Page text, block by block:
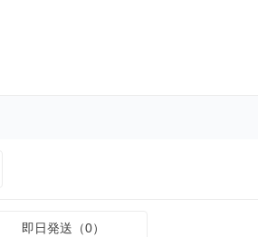
即日発送（0）